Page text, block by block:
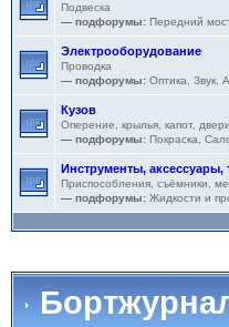
Подвеска
— подфорумы: Передний
Электрооборудование
Проводка
— подфорумы: Оптика Звук,
Кузов
Оперение, крылья, капот,
— подфорумы: Покраска
Инструменты, аксессуары,
Приспособления, съёмники,
— подфорумы: Жидкости и